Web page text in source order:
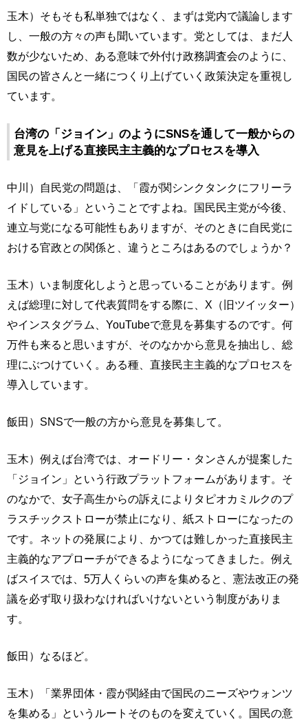
玉木）そもそも私単独ではなく、まずは党内で議論します
し、一般の方々の声も聞いています。党としては、まだ人
数が少ないため、ある意味で外付け政務調査会のように、
国民の皆さんと一緒につくり上げていく政策決定を重視し
ています。
台湾の「ジョイン」のようにSNSを通して一般からの
意見を上げる直接民主主義的なプロセスを導入
中川）自民党の問題は、「霞が関シンクタンクにフリーラ
イドしている」ということですよね。国民民主党が今後、
連立与党になる可能性もありますが、そのときに自民党に
おける官政との関係と、違うところはあるのでしょうか？
玉木）いま制度化しようと思っていることがあります。例
えば総理に対して代表質問をする際に、X（旧ツイッター）
やインスタグラム、YouTubeで意見を募集するのです。何
万件も来ると思いますが、そのなかから意見を抽出し、総
理にぶつけていく。ある種、直接民主主義的なプロセスを
導入しています。
飯田）SNSで一般の方から意見を募集して。
玉木）例えば台湾では、オードリー・タンさんが提案した
「ジョイン」という行政プラットフォームがあります。そ
のなかで、女子高生からの訴えによりタピオカミルクのプ
ラスチックストローが禁止になり、紙ストローになったの
です。ネットの発展により、かつては難しかった直接民主
主義的なアプローチができるようになってきました。例え
ばスイスでは、5万人くらいの声を集めると、憲法改正の発
議を必ず取り扱わなければいけないという制度がありま
す。
飯田）なるほど。
玉木）「業界団体・霞が関経由で国民のニーズやウォンツ
を集める」というルートそのものを変えていく。国民の意